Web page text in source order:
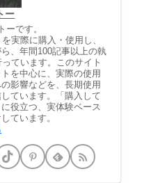
ー
ーです。
実際に購入・使用し、
、年間100記事以上の執
ています。このサイト
を中心に、実際の使用
影響などを、長期使用
ています。「購入して
役立つ、実体験ベース
ています。